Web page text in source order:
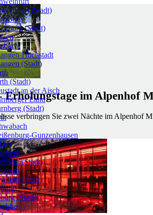
Erholungstage im Alpenhof
verbringen Sie zwei Nächte im Alpenhof
(Stadt)
(Stadt)
Höchstadt
(Stadt)
(Stadt)
an der Aisch
Land
(Stadt)
Gunzenhausen
(Stadt)
(Stadt)
(Stadt)